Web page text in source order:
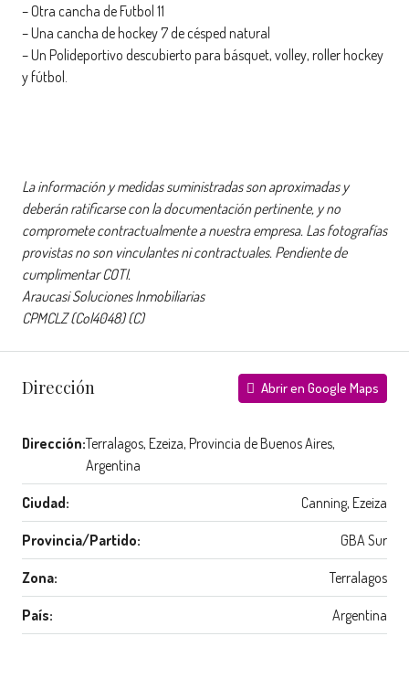
– Otra cancha de Futbol 11
– Una cancha de hockey 7 de césped natural
– Un Polideportivo descubierto para básquet, volley, roller hockey
y fútbol.
La información y medidas suministradas son aproximadas y
deberán ratificarse con la documentación pertinente, y no
compromete contractualmente a nuestra empresa. Las fotografías
provistas no son vinculantes ni contractuales. Pendiente de
cumplimentar COTI.
Araucasi Soluciones Inmobiliarias
CPMCLZ (Col4048) (C)
Dirección Abrir en Google Maps
Dirección:Terralagos, Ezeiza, Provincia de Buenos Aires,
Argentina
Ciudad: Canning, Ezeiza
Provincia/Partido: GBA Sur
Zona: Terralagos
País: Argentina